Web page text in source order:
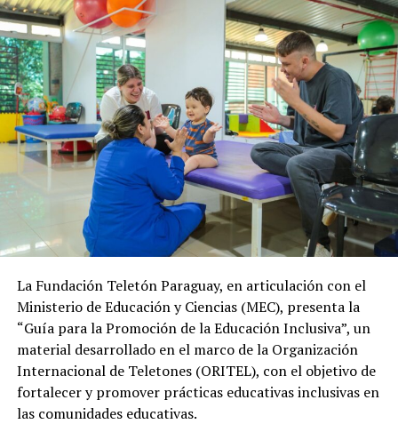
La Fundación Teletón Paraguay, en articulación con el
Ministerio de Educación y Ciencias (MEC), presenta la
“Guía para la Promoción de la Educación Inclusiva”, un
material desarrollado en el marco de la Organización
Internacional de Teletones (ORITEL), con el objetivo de
fortalecer y promover prácticas educativas inclusivas en
las comunidades educativas.